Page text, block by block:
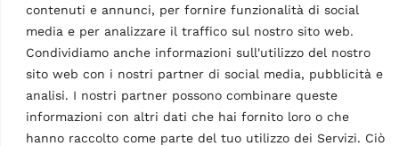
contenuti e annunci, per fornire funzionalità di social
media e per analizzare il traffico sul nostro sito web.
Condividiamo anche informazioni sull'utilizzo del nostro
sito web con i nostri partner di social media, pubblicità e
analisi. I nostri partner possono combinare queste
informazioni con altri dati che hai fornito loro o che
hanno raccolto come parte del tuo utilizzo dei Servizi. Ciò
pneumatici, TEq-Link
integrato, incassata
Dati Tecnici